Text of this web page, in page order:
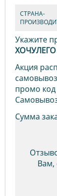
СТРАНА-
Укажите
ХОЧУЛЕГО
Акция
промо
Сумма
Вам,